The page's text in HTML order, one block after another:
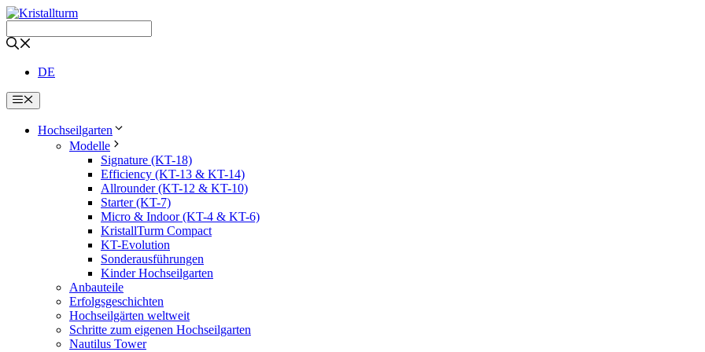
Zum
springen
DE
Menü
Hochseilgarten
Modelle
Signature (KT-18)
Efficiency (KT-13 & KT-14)
Allrounder (KT-12 & KT-10)
Starter (KT-7)
Micro & Indoor (KT-4 & KT-6)
KristallTurm Compact
KT-Evolution
Sonderausführungen
Kinder Hochseilgarten
Anbauteile
Erfolgsgeschichten
Hochseilgärten weltweit
Schritte zum eigenen Hochseilgarten
Nautilus Tower